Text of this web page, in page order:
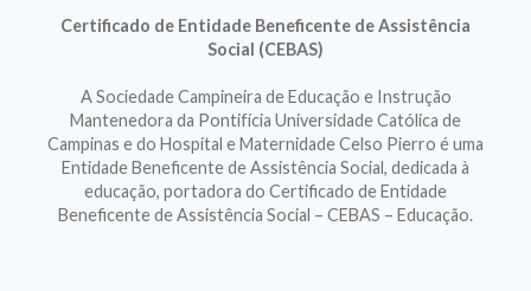
Certificado de Entidade Beneficente de Assistência
Social (CEBAS)
A Sociedade Campineira de Educação e Instrução
Mantenedora da Pontifícia Universidade Católica de
Campinas e do Hospital e Maternidade Celso Pierro é uma
Entidade Beneficente de Assistência Social, dedicada à
educação, portadora do Certificado de Entidade
Beneficente de Assistência Social – CEBAS – Educação.